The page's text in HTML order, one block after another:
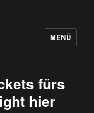
MENÜ
fürs
hier